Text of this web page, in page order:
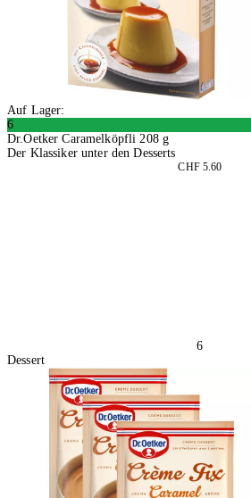
Auf Lager:
6
Dr.Oetker Caramelköpfli 208 g
Der Klassiker unter den Desserts
CHF 5.60
6
Dessert